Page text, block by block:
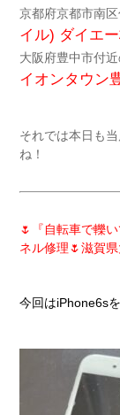
京都府京都市南
イル) ダイエ
大阪府豊中市付
イオンタウン
それでは本日も
ね！
🌷『自転車で轢
ネル修理🌷滋賀
今回はiPhone6s